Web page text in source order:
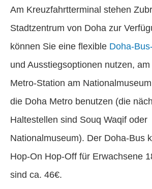
Am Kreuzfahrtterminal stehen
Stadtzentrum von Doha zur
können Sie eine flexible Doha-
und Ausstiegsoptionen nutzen,
Metro-Station am
die Doha Metro benutzen (die
Haltestellen sind Souq Waqif oder
Nationalmuseum). Der Doha-Bus
Hop-On Hop-Off für Erwachsene
sind ca. 46€.